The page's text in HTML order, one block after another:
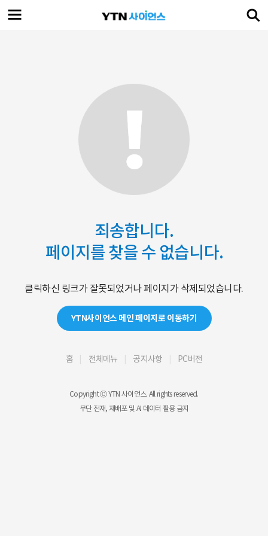
죄송합니다.
페이지를 찾을 수 없습니다.
클릭하신 링크가 잘못되었거나 페이지가 삭제되었습니다.
YTN사이언스 메인 페이지로 이동하기
홈 전체메뉴 공지사항 PC버전
Copyright Ⓒ YTN 사이언스. All rights reserved.
무단 전재, 재배포 및 AI 데이터 활용 금지